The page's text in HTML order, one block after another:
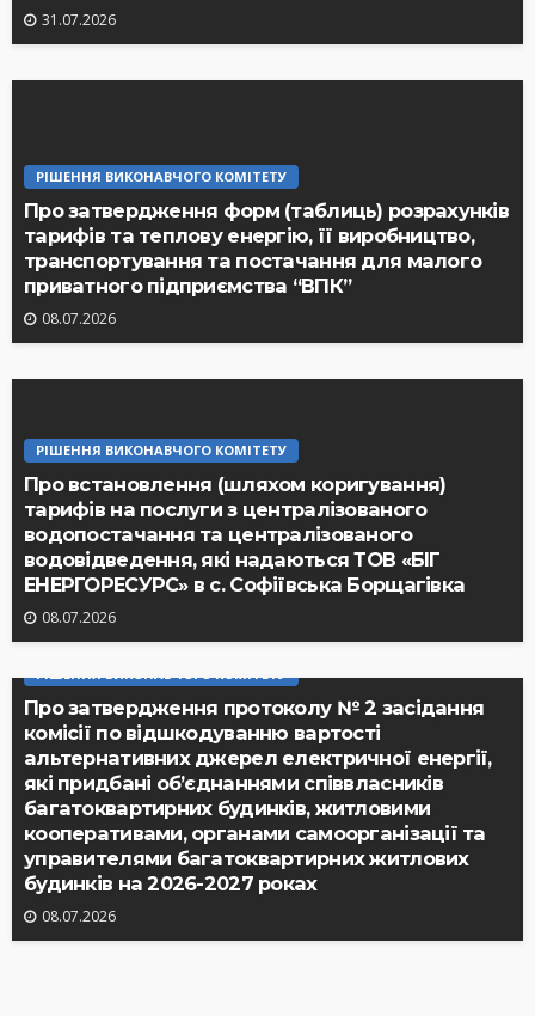
31.07.2026
РІШЕННЯ ВИКОНАВЧОГО КОМІТЕТУ
Про затвердження форм (таблиць) розрахунків
тарифів та теплову енергію, її виробництво,
транспортування та постачання для малого
приватного підприємства “ВПК”
08.07.2026
РІШЕННЯ ВИКОНАВЧОГО КОМІТЕТУ
Про встановлення (шляхом коригування)
тарифів на послуги з централізованого
водопостачання та централізованого
водовідведення, які надаються ТОВ «БІГ
ЕНЕРГОРЕСУРС» в с. Софіївська Борщагівка
08.07.2026
Про затвердження протоколу № 2 засідання
комісії по відшкодуванню вартості
альтернативних джерел електричної енергії,
які придбані об’єднаннями співвласників
багатоквартирних будинків, житловими
кооперативами, органами самоорганізації та
управителями багатоквартирних житлових
будинків на 2026-2027 роках
08.07.2026